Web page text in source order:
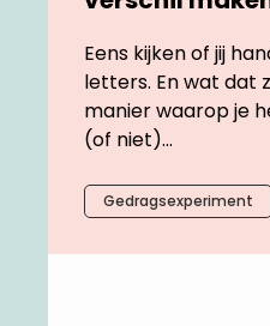
Eens kijken of jij
letters. En wat dat
manier waarop je
(of niet)...
Gedragsexperiment